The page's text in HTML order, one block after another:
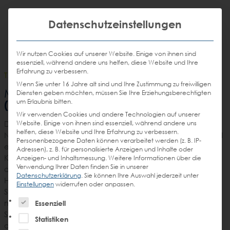
Promotions
Email
senden
Anrufen
DE
TASK FORCE /29.07.2014
Mit vollem Einsatzgegen Wildwuchs
(2014)
Die Fischbeker Heide ist mit rund 770 Hektar das drittgrößte
Naturschutzgebiet Hamburgs. Damit die Heide sich gesund
entwickeln kann, muss sie vor wild wachsenden Birken und
Kiefern geschützt werden. Eine Herausforderung, der sich
die STEIN TASK-FORCE gerne stellt. Das Ziel: Etwa einen
Hektar Heide entkusseln. Das heißt, kleine Bäume und
Sträucher, die der Heide das Licht zum Wachsen nehmen,
mussten entfernt werden. Ausgerüstet mit Wiedehopfen,
Spaten, Sägen und Astscheren ging es dem Wildwuchs an
den Kragen. Insgesamt konnten mit vereinten Kräften und
Datenschutzeinstellungen
Wir nutzen Cookies auf unserer Website. Einige von ihnen sind
essenziell, während andere uns helfen, diese Website und Ihre
Erfahrung zu verbessern.
Wenn Sie unter 16 Jahre alt sind und Ihre Zustimmung zu freiwilligen
Diensten geben möchten, müssen Sie Ihre Erziehungsberechtigten
um Erlaubnis bitten.
Wir verwenden Cookies und andere Technologien auf unserer
Website. Einige von ihnen sind essenziell, während andere uns
helfen, diese Website und Ihre Erfahrung zu verbessern.
Personenbezogene Daten können verarbeitet werden (z. B. IP-
Adressen), z. B. für personalisierte Anzeigen und Inhalte oder
Anzeigen- und Inhaltsmessung. Weitere Informationen über die
Verwendung Ihrer Daten finden Sie in unserer
Datenschutzerklärung. Sie können Ihre Auswahl jederzeit unter
Einstellungen widerrufen oder anpassen.
Es folgt eine Liste der Service-Gruppen, für die eine
Essenziell
Statistiken